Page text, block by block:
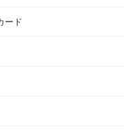
ード